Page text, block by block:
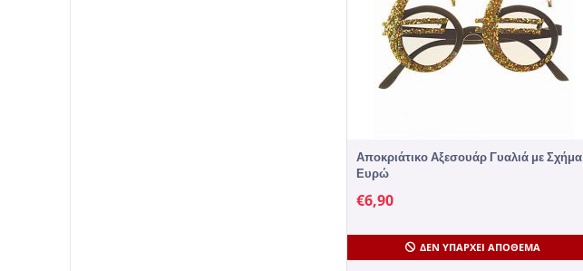
Αποκριάτικο Αξεσουάρ Γυαλιά με Σχήμα
Ευρώ
€6,90
ΔΕΝ ΥΠΆΡΧΕΙ ΑΠΌΘΕΜΑ